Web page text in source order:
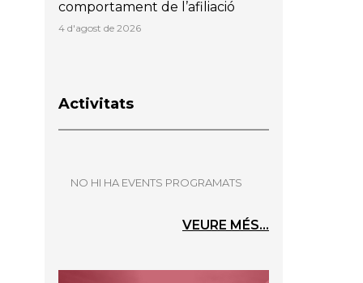
comportament de l’afiliació
4 d'agost de 2026
Activitats
NO HI HA EVENTS PROGRAMATS
VEURE MÉS...